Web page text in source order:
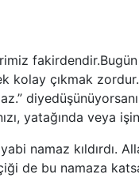
kolay çıkmak
yatağında veya
namaz kıldırdı.
de bu namaza